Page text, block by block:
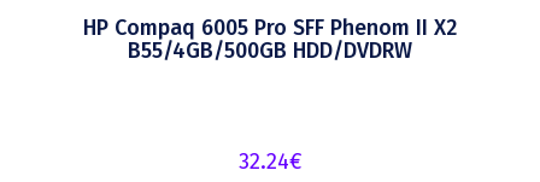
HP Compaq 6005 Pro SFF Phenom II X2
B55/4GB/500GB HDD/DVDRW
32.24€